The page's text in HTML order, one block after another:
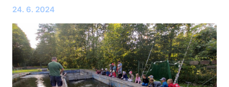
24. 6. 2024